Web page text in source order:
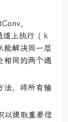
、
道上执行 ( k
解决同一层
相同的两个通
法，将所有输
提取重要信